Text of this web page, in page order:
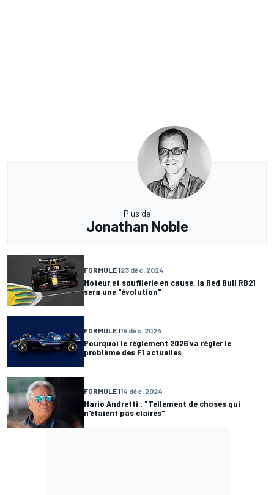
Plus de
Jonathan Noble
FORMULE 123 déc. 2024
Moteur et soufflerie en cause, la Red Bull RB21
sera une "évolution"
FORMULE 115 déc. 2024
Pourquoi le règlement 2026 va régler le
problème des F1 actuelles
FORMULE 114 déc. 2024
Mario Andretti : "Tellement de choses qui
n'étaient pas claires"